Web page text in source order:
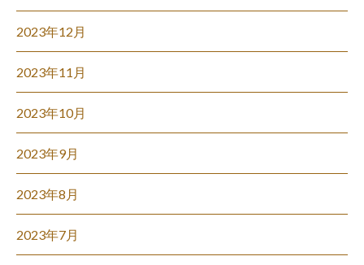
2023年12月
2023年11月
2023年10月
2023年9月
2023年8月
2023年7月